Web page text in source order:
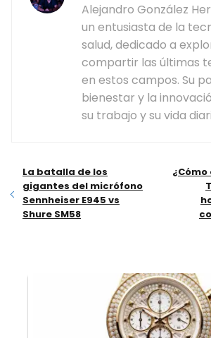
Alejandro González
un entusiasta de la
salud, dedicado a
compartir las últimas
en estos campos. Su
bienestar y la
su trabajo y su vida
La batalla de los
gigantes del micrófono
Sennheiser E945 vs
Shure SM58